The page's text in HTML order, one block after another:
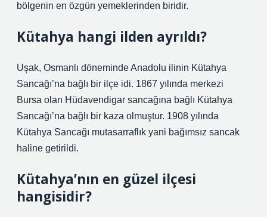
bölgenin en özgün yemeklerinden biridir.
Kütahya hangi ilden ayrıldı?
Uşak, Osmanlı döneminde Anadolu ilinin Kütahya
Sancağı’na bağlı bir ilçe idi. 1867 yılında merkezi
Bursa olan Hüdavendigar sancağına bağlı Kütahya
Sancağı’na bağlı bir kaza olmuştur. 1908 yılında
Kütahya Sancağı mutasarraflık yani bağımsız sancak
haline getirildi.
Kütahya’nın en güzel ilçesi
hangisidir?